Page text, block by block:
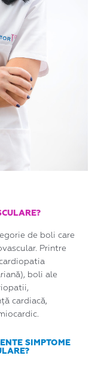
de boli care
Printre
boli ale
cardiacă,
SIMPTOME